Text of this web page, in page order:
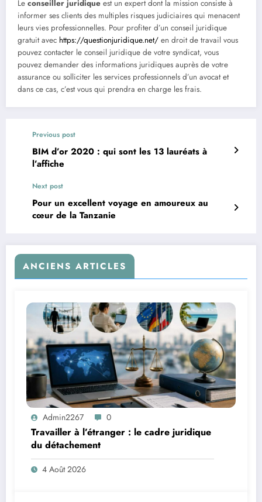
Le conseiller juridique est un expert dont la mission consiste à
informer ses clients des multiples risques judiciaires qui menacent
leurs vies professionnelles. Pour profiter d’un conseil juridique
gratuit avec https://questionjuridique.net/ en droit de travail vous
pouvez contacter le conseil juridique de votre syndicat, vous
pouvez demander des informations juridiques auprès de votre
assurance ou solliciter les services professionnels d’un avocat et
dans ce cas, c’est vous qui prendra en charge les frais.
Previous post
BIM d’or 2020 : qui sont les 13 lauréats à
l’affiche
Next post
Pour un excellent voyage en amoureux au
cœur de la Tanzanie
ANCIENS ARTICLES
Admin2267 0
Travailler à l’étranger : le cadre juridique
du détachement
4 Août 2026